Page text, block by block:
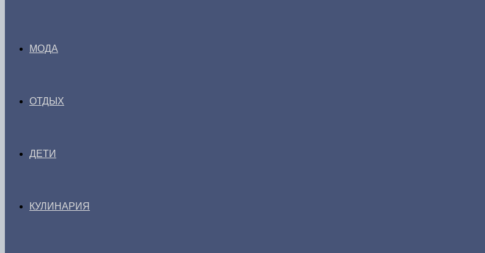
МОДА
ОТДЫХ
ДЕТИ
КУЛИНАРИЯ